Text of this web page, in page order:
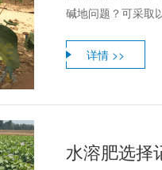
碱地问题？可采取
详情 >>
水溶肥选择